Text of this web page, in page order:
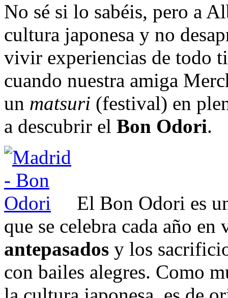
No sé si lo sabéis, pero a
cultura japonesa y no
vivir experiencias de todo
cuando nuestra amiga
un matsuri (festival) en
a descubrir el Bon Odori.
El Bon Odori es
que se celebra cada año
antepasados y los
con bailes alegres. Como